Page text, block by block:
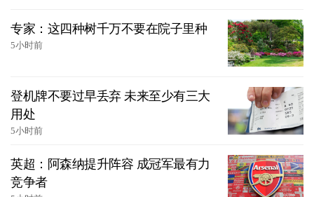
专家：这四种树千万不要在院子里种
5小时前
登机牌不要过早丢弃 未来至少有三大
用处
5小时前
英超：阿森纳提升阵容 成冠军最有力
竞争者